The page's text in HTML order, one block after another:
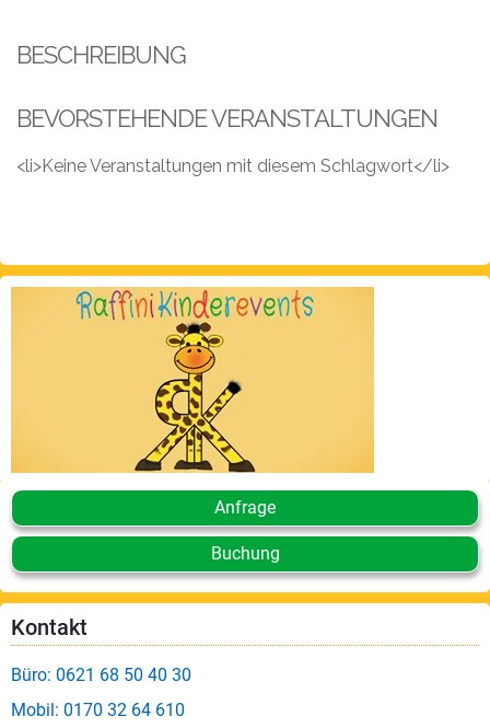
Über
Fotos,
Events
Referenzen
BESCHREIBUNG
BEVORSTEHENDE VERANSTALTUNGEN
<li>Keine Veranstaltungen mit diesem Schlagwort</li>
Anfrage
Buchung
Kontakt
Büro: 0621 68 50 40 30
Mobil: 0170 32 64 610